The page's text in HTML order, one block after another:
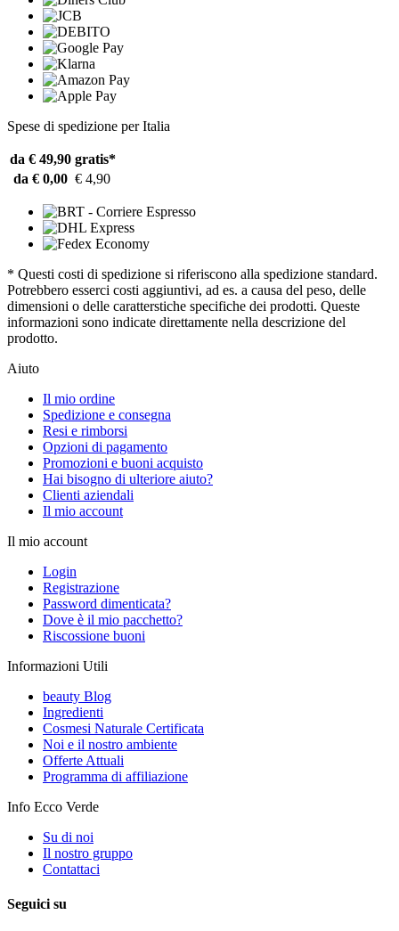
Spese di spedizione per Italia
da € 49,90 gratis*
da € 0,00 € 4,90
* Questi costi di spedizione si riferiscono alla spedizione standard.
Potrebbero esserci costi aggiuntivi, ad es. a causa del peso, delle
dimensioni o delle caratterstiche specifiche dei prodotti. Queste
informazioni sono indicate direttamente nella descrizione del
prodotto.
Aiuto
Il mio ordine
Spedizione e consegna
Resi e rimborsi
Opzioni di pagamento
Promozioni e buoni acquisto
Hai bisogno di ulteriore aiuto?
Clienti aziendali
Il mio account
Il mio account
Login
Registrazione
Password dimenticata?
Dove è il mio pacchetto?
Riscossione buoni
Informazioni Utili
beauty Blog
Ingredienti
Cosmesi Naturale Certificata
Noi e il nostro ambiente
Offerte Attuali
Programma di affiliazione
Info Ecco Verde
Su di noi
Il nostro gruppo
Contattaci
Seguici su